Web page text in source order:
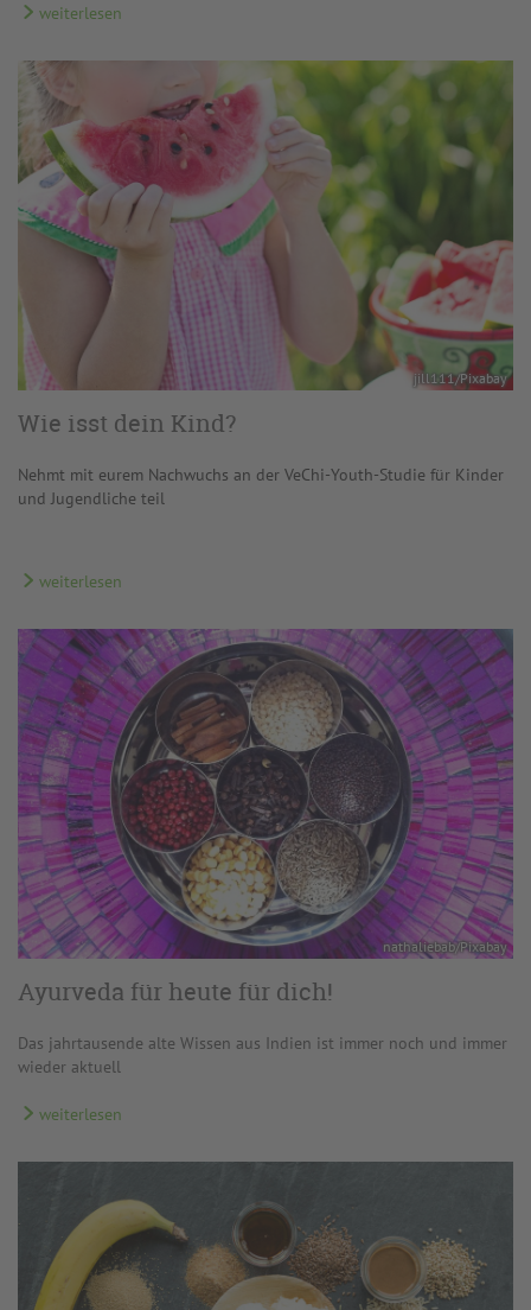
weiterlesen
jill111/Pixabay
Wie isst dein Kind?
Nehmt mit eurem Nachwuchs an der VeChi-Youth-Studie für Kinder
und Jugendliche teil
weiterlesen
nathaliebab/Pixabay
Ayurveda für heute für dich!
Das jahrtausende alte Wissen aus Indien ist immer noch und immer
wieder aktuell
weiterlesen